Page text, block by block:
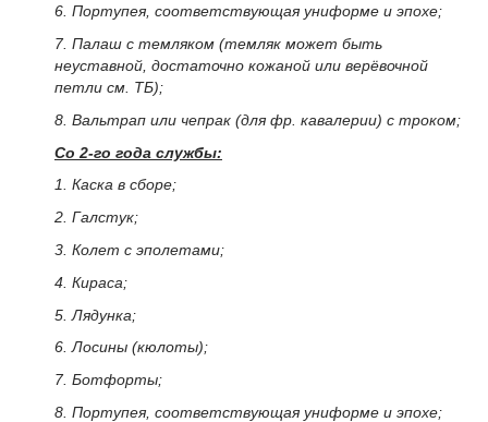
6. Портупея, соответствующая униформе и эпохе;
7. Палаш с темляком (темляк может быть
неуставной, достаточно кожаной или верёвочной
петли см. ТБ);
8. Вальтрап или чепрак (для фр. кавалерии) с троком;
Со 2-го года службы:
1. Каска в сборе;
2. Галстук;
3. Колет с эполетами;
4. Кираса;
5. Лядунка;
6. Лосины (кюлоты);
7. Ботфорты;
8. Портупея, соответствующая униформе и эпохе;